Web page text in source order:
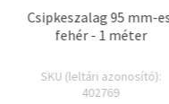
Csipkeszalag 95 mm-
fehér - 1 méter
SKU (leltári azonosító):
402769